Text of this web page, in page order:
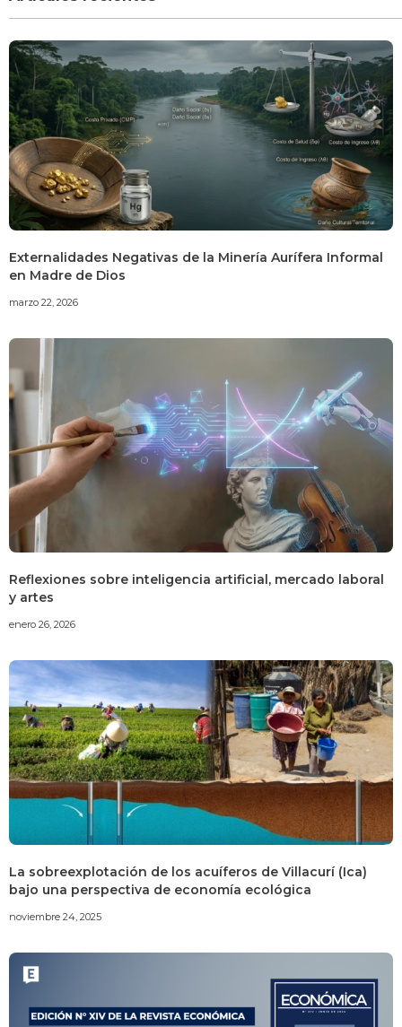
Externalidades Negativas de la Minería Aurífera Informal
en Madre de Dios
marzo 22, 2026
Reflexiones sobre inteligencia artificial, mercado laboral
y artes
enero 26, 2026
La sobreexplotación de los acuíferos de Villacurí (Ica)
bajo una perspectiva de economía ecológica
noviembre 24, 2025